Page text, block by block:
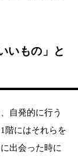
いもの」と
自発的に行う
階にはそれらを
出会った時に